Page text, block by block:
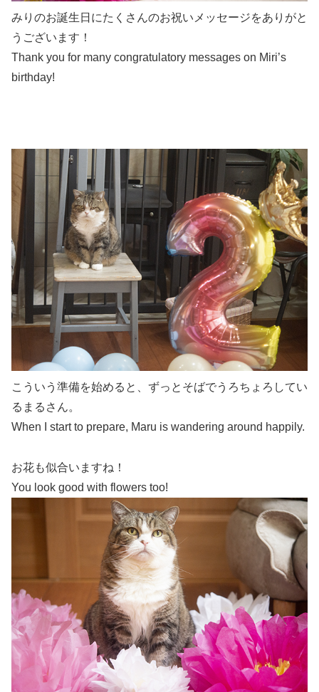
みりのお誕生日にたくさんのお祝いメッセージをありがと
うございます！
Thank you for many congratulatory messages on Miri’s
birthday!
こういう準備を始めると、ずっとそばでうろちょろしてい
るまるさん。
When I start to prepare, Maru is wandering around happily.
お花も似合いますね！
You look good with flowers too!